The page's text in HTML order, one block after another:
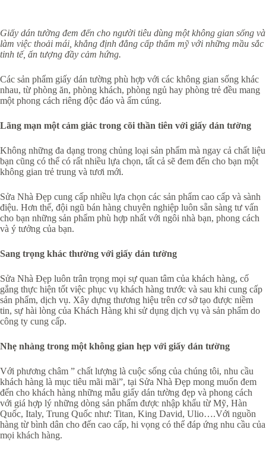
Giấy dán tường đem đến cho người tiêu dùng một không gian sống và
làm việc thoải mái, khẳng định đẳng cấp thẩm mỹ với những mầu sắc
tinh tế, ấn tượng đầy cảm hứng.
Các sản phẩm giấy dán tường phù hợp với các không gian sống khác
nhau, từ phòng ăn, phòng khách, phòng ngủ hay phòng trẻ đều mang
một phong cách riêng độc đáo và ấm cúng.
Lãng mạn một cảm giác trong cõi thần tiên với giấy dán tường
Không những đa dạng trong chủng loại sản phẩm mà ngay cả chất liệu
bạn cũng có thể có rất nhiều lựa chọn, tất cả sẽ đem đến cho bạn một
không gian trẻ trung và tươi mới.
Sửa Nhà Đẹp cung cấp nhiều lựa chọn các sản phẩm cao cấp và sành
điệu. Hơn thế, đội ngũ bán hàng chuyên nghiệp luôn sẵn sàng tư vấn
cho bạn những sản phẩm phù hợp nhất với ngôi nhà bạn, phong cách
và ý tưởng của bạn.
Sang trọng khác thường với giấy dán tường
Sửa Nhà Đẹp luôn trân trọng mọi sự quan tâm của khách hàng, cố
gắng thực hiện tốt việc phục vụ khách hàng trước và sau khi cung cấp
sản phẩm, dịch vụ. Xây dựng thương hiệu trên cơ sở tạo được niềm
tin, sự hài lòng của Khách Hàng khi sử dụng dịch vụ và sản phẩm do
công ty cung cấp.
Nhẹ nhàng trong một không gian hẹp với giấy dán tường
Với phương châm ” chất lượng là cuộc sống của chúng tôi, nhu cầu
khách hàng là mục tiêu mãi mãi”, tại Sửa Nhà Đẹp mong muốn đem
đến cho khách hàng những mẫu giấy dán tường đẹp và phong cách
với giá hợp lý những dòng sản phẩm được nhập khẩu từ Mỹ, Hàn
Quốc, Italy, Trung Quốc như: Titan, King David, Ulio….Với nguồn
hàng từ bình dân cho đến cao cấp, hi vọng có thể đáp ứng nhu cầu của
mọi khách hàng.